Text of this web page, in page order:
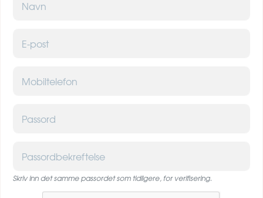
Skriv inn det samme passordet som tidligere, for verifisering.